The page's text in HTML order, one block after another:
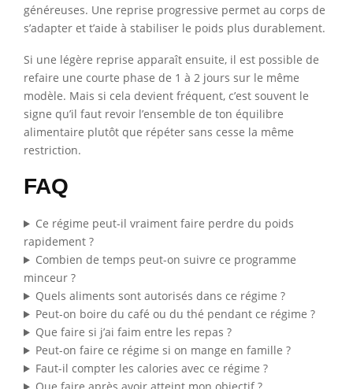
généreuses. Une reprise progressive permet au corps de
s’adapter et t’aide à stabiliser le poids plus durablement.
Si une légère reprise apparaît ensuite, il est possible de
refaire une courte phase de 1 à 2 jours sur le même
modèle. Mais si cela devient fréquent, c’est souvent le
signe qu’il faut revoir l’ensemble de ton équilibre
alimentaire plutôt que répéter sans cesse la même
restriction.
FAQ
Ce régime peut-il vraiment faire perdre du poids
rapidement ?
Combien de temps peut-on suivre ce programme
minceur ?
Quels aliments sont autorisés dans ce régime ?
Peut-on boire du café ou du thé pendant ce régime ?
Que faire si j’ai faim entre les repas ?
Peut-on faire ce régime si on mange en famille ?
Faut-il compter les calories avec ce régime ?